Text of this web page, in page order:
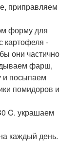
приправляем
форму для
картофеля -
они частично
фарш,
и посыпаем
помидоров и
C. украшаем
каждый день.